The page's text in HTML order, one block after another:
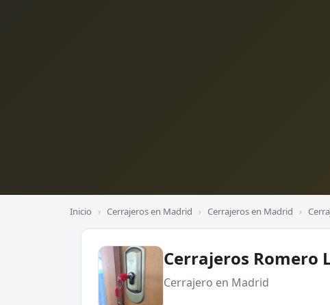
Inicio › Cerrajeros en Madrid › Cerrajeros en Madrid ›
Cerrajeros Romero
Cerrajero en Madrid